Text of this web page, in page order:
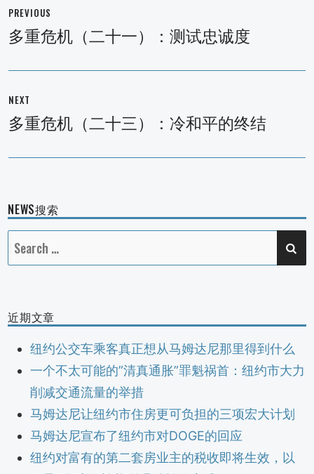
章
导
PREVIOUS
Previous
多重危机（二十一）：测试忠诚度
NEXT
Next
多重危机（二十三）：冷和平的终结
NEWS搜索
Search
for:
近期文章
纽约公交车乘客真正想从马姆达尼那里得到什么
一个不太可能的”清真通胀”罪魁祸首：纽约市大力
削减交通流量的举措
马姆达尼让纽约市住房更可负担的三项宏大计划
马姆达尼宣布了纽约市对DOGE的回应
纽约对富有的第二套房业主的税收即将生效，以